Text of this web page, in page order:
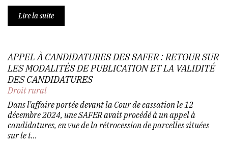
Lire la suite
APPEL À CANDIDATURES DES SAFER : RETOUR SUR
LES MODALITÉS DE PUBLICATION ET LA VALIDITÉ
DES CANDIDATURES
Droit rural
Dans l’affaire portée devant la Cour de cassation le 12
décembre 2024, une SAFER avait procédé à un appel à
candidatures, en vue de la rétrocession de parcelles situées
sur le t...